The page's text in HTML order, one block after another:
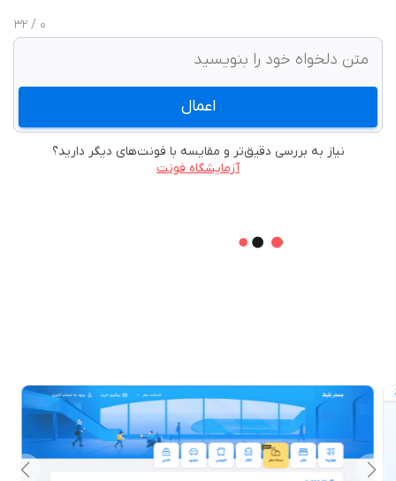
0
/ 32
اعمال
نیاز به بررسی دقیق‌تر و مقایسه با فونت‌های دیگر دارید؟
آزمایشگاه فونت